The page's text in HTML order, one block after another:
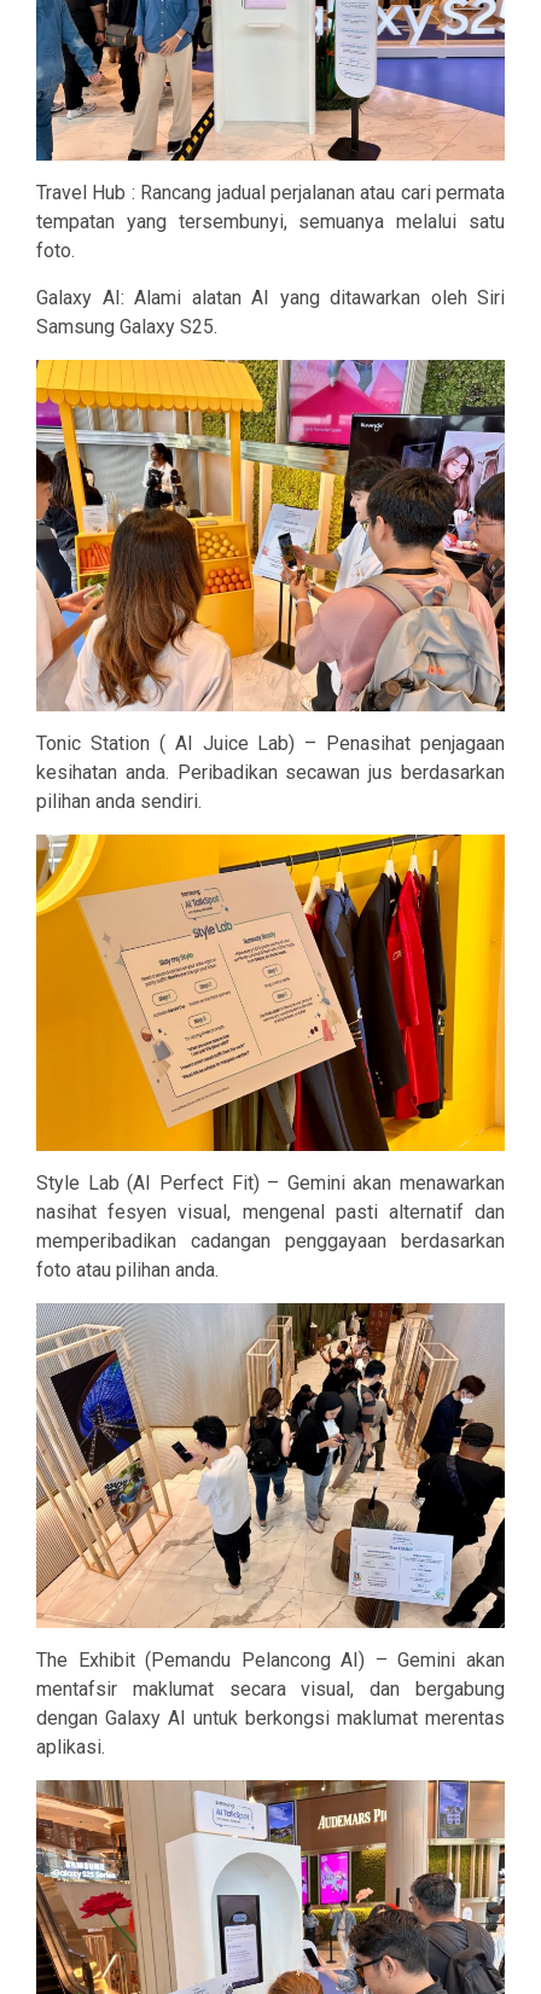
Travel Hub : Rancang jadual perjalanan atau cari permata
tempatan yang tersembunyi, semuanya melalui satu
foto.
Galaxy AI: Alami alatan AI yang ditawarkan oleh Siri
Samsung Galaxy S25.
Tonic Station ( AI Juice Lab) – Penasihat penjagaan
kesihatan anda. Peribadikan secawan jus berdasarkan
pilihan anda sendiri.
Style Lab (AI Perfect Fit) – Gemini akan menawarkan
nasihat fesyen visual, mengenal pasti alternatif dan
memperibadikan cadangan penggayaan berdasarkan
foto atau pilihan anda.
The Exhibit (Pemandu Pelancong AI) – Gemini akan
mentafsir maklumat secara visual, dan bergabung
dengan Galaxy AI untuk berkongsi maklumat merentas
aplikasi.